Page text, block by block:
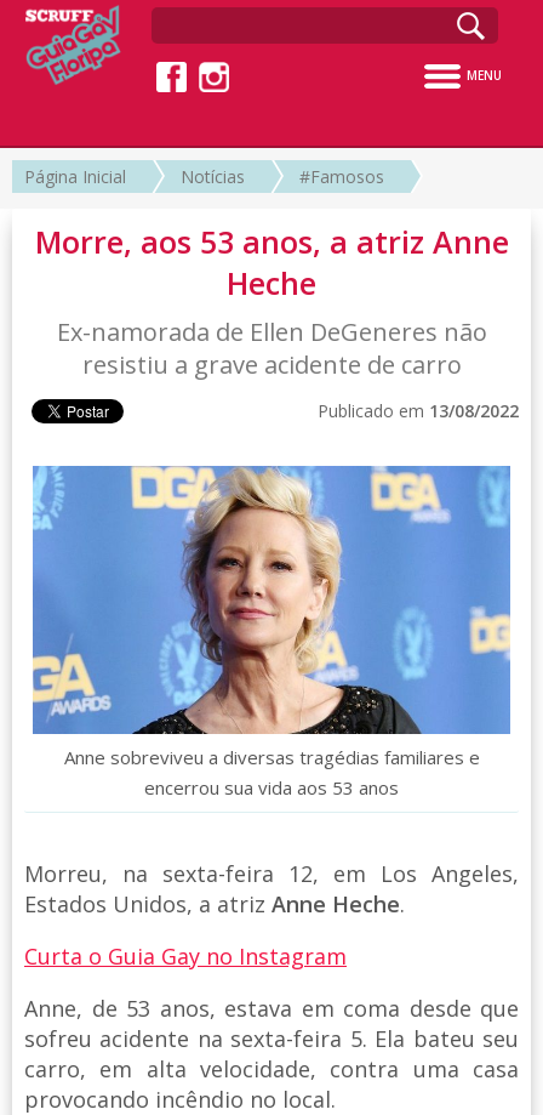
MENU
Página Inicial Notícias #Famosos
Morre, aos 53 anos, a atriz Anne
Heche
Ex-namorada de Ellen DeGeneres não
resistiu a grave acidente de carro
Publicado em 13/08/2022
Anne sobreviveu a diversas tragédias familiares e
encerrou sua vida aos 53 anos
Morreu, na sexta-feira 12, em Los Angeles,
Estados Unidos, a atriz Anne Heche.
Curta o Guia Gay no Instagram
Anne, de 53 anos, estava em coma desde que
sofreu acidente na sexta-feira 5. Ela bateu seu
carro, em alta velocidade, contra uma casa
provocando incêndio no local.